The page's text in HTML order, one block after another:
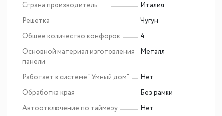
Страна производитель
Италия
Решетка
Чугун
Общее количество конфорок
4
Основной материал изготовления
панели
Металл
Работает в системе "Умный дом"
Нет
Обработка края
Без рамки
Автоотключение по таймеру
Нет